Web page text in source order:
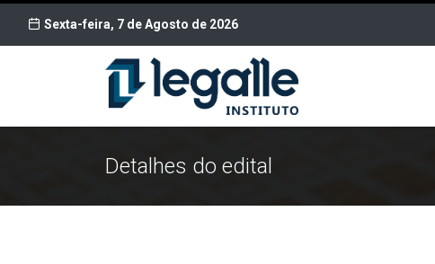
Sexta-feira, 7 de Agosto de 2026
Detalhes do edital